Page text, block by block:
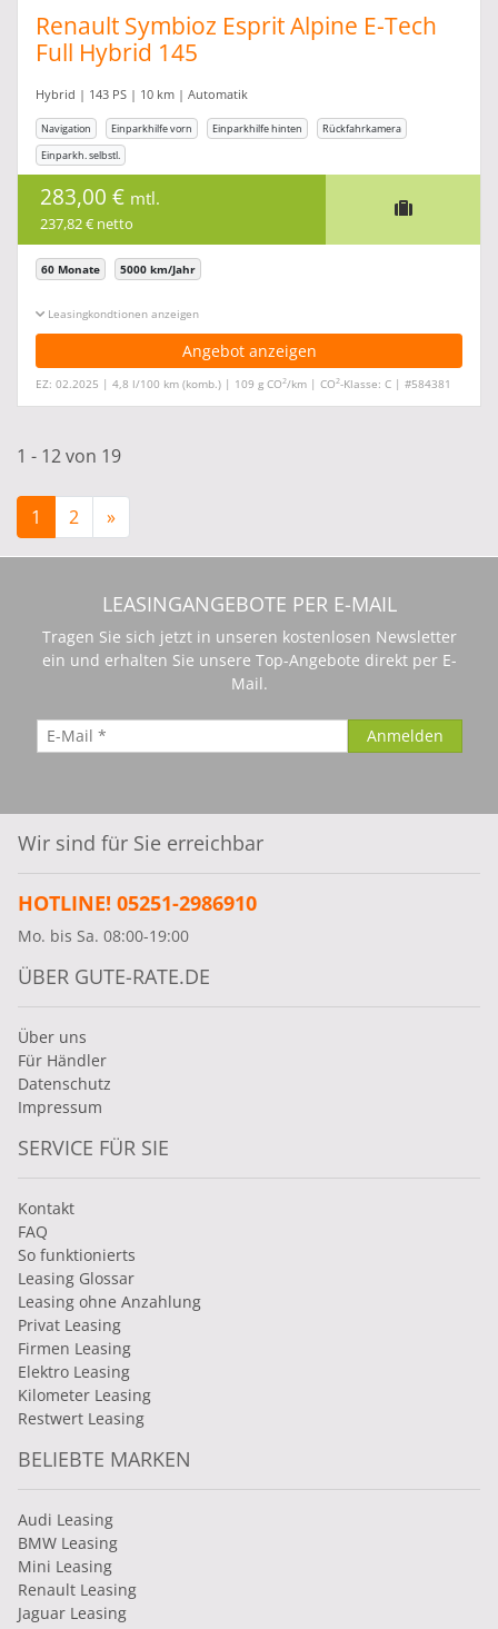
Renault Symbioz Esprit Alpine E-Tech
Full Hybrid 145
Hybrid | 143 PS | 10 km | Automatik
Navigation Einparkhilfe vorn Einparkhilfe hinten
Rückfahrkamera
Einparkh. selbstl.
283,00 € mtl.
237,82 € netto
60 Monate 5000 km/Jahr
Leasingkonditionen ein-/ausblenden
Angebot anzeigen
EZ: 02.2025 | 4,8 l/100 km (komb.) | 109 g CO2/km | CO2-Klasse: C | #584381
1 - 12 von 19
1 2 »
LEASINGANGEBOTE PER E-MAIL
Tragen Sie sich jetzt in unseren kostenlosen Newsletter
ein und erhalten Sie unsere Top-Angebote direkt per E-
Mail.
Wir sind für Sie erreichbar
HOTLINE! 05251-2986910
Mo. bis Sa. 08:00-19:00
ÜBER GUTE-RATE.DE
Über uns
Für Händler
Datenschutz
Impressum
SERVICE FÜR SIE
Kontakt
FAQ
So funktionierts
Leasing Glossar
Leasing ohne Anzahlung
Privat Leasing
Firmen Leasing
Elektro Leasing
Kilometer Leasing
Restwert Leasing
BELIEBTE MARKEN
Audi Leasing
BMW Leasing
Mini Leasing
Renault Leasing
Jaguar Leasing